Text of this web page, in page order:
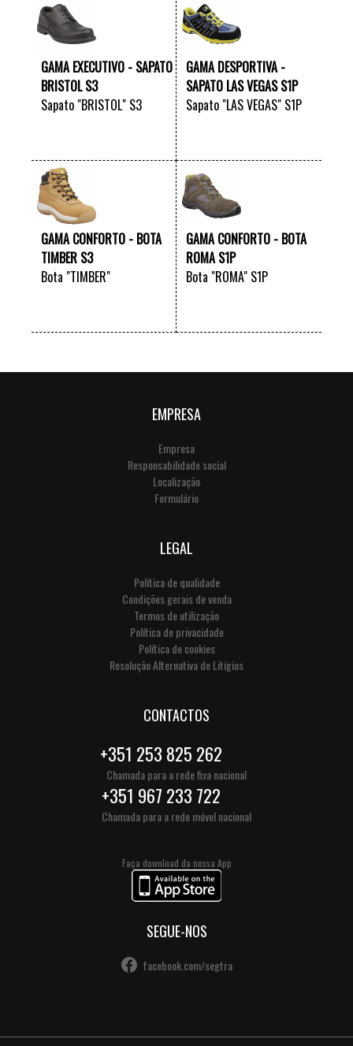
GAMA EXECUTIVO - SAPATO
BRISTOL S3
Sapato "BRISTOL" S3
GAMA DESPORTIVA -
SAPATO LAS VEGAS S1P
Sapato "LAS VEGAS" S1P
GAMA CONFORTO - BOTA
TIMBER S3
Bota "TIMBER"
GAMA CONFORTO - BOTA
ROMA S1P
Bota "ROMA" S1P
EMPRESA
Empresa
Responsabilidade social
Localização
Formulário
LEGAL
Política de qualidade
Condições gerais de venda
Termos de utilização
Política de privacidade
Política de cookies
Resolução Alternativa de Litígios
CONTACTOS
+351 253 825 262
Chamada para a rede fixa nacional
+351 967 233 722
Chamada para a rede móvel nacional
Faça download da nossa App
SEGUE-NOS
facebook.com/segtra